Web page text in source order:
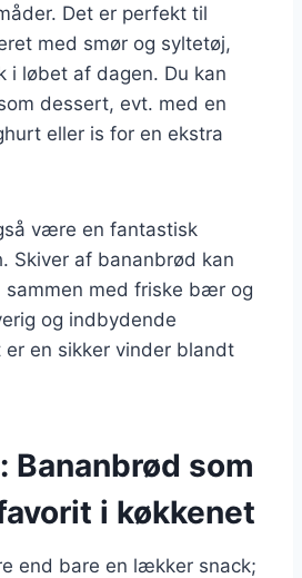
Det er perfekt til
med smør og syltetøj,
i løbet af dagen. Du kan
dessert, evt. med en
eller is for en ekstra
være en fantastisk
Skiver af bananbrød kan
sammen med friske bær og
og indbydende
en sikker vinder blandt
som
i køkkenet
end bare en lækker snack;